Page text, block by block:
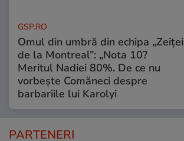
GSP.RO
Omul din umbră din echipa „Zeiței
de la Montreal”: „Nota 10?
Meritul Nadiei 80%. De ce nu
vorbește Comăneci despre
barbariile lui Karolyi
PARTENERI